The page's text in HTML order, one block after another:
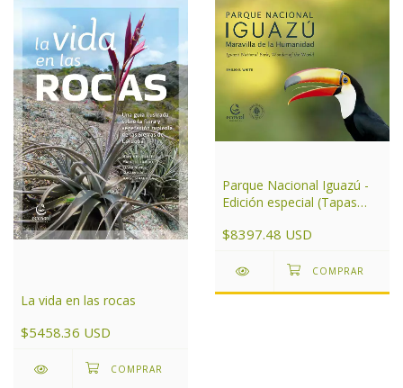
La vida en las rocas
$5458.36 USD
Parque Nacional Iguazú -
Edición especial (Tapas
$8397.48 USD